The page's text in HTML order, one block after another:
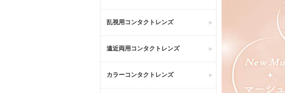
乱視用コンタクトレンズ
遠近両用コンタクトレンズ
カラーコンタクトレンズ